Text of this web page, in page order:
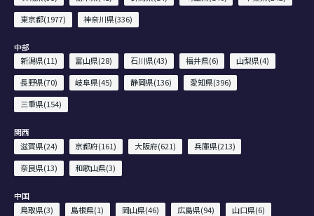
東京都(1977)
神奈川県(336)
中部
新潟県(11)
富山県(28) 石川県(43) 福井県(6)
山梨県(4)
長野県(70)
岐阜県(45) 静岡県(136)
愛知県(396)
三重県(154)
関西
滋賀県(24)
京都府(161) 大阪府(621)
兵庫県(213)
奈良県(13)
和歌山県(3)
中国
鳥取県(3)
島根県(1) 岡山県(46) 広島県(94) 山口県(6)